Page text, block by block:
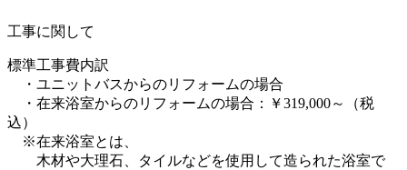
工事に関して
標準工事費内訳
・ユニットバスからのリフォームの場合
・在来浴室からのリフォームの場合：￥319,000～（税
込）
※在来浴室とは、
木材や大理石、タイルなどを使用して造られた浴室で